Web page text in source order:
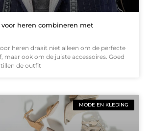
heren combineren met
heren draait niet alleen om de perfecte
maar ook om de juiste accessoires. Goed
de outfit
MODE EN KLEDING